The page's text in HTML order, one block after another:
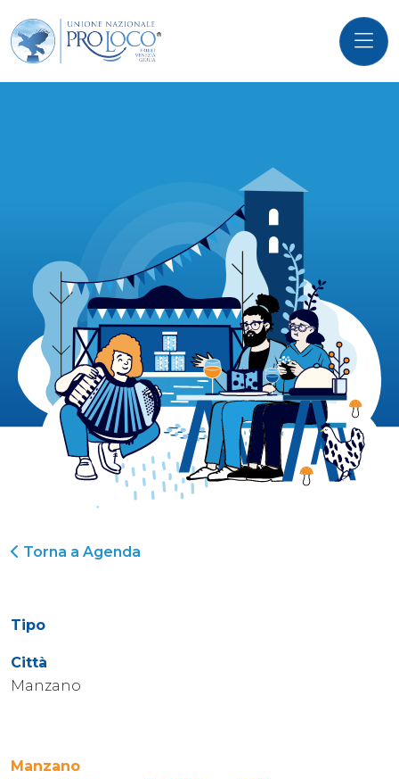
Torna a Agenda
Tipo
Città
Manzano
Manzano